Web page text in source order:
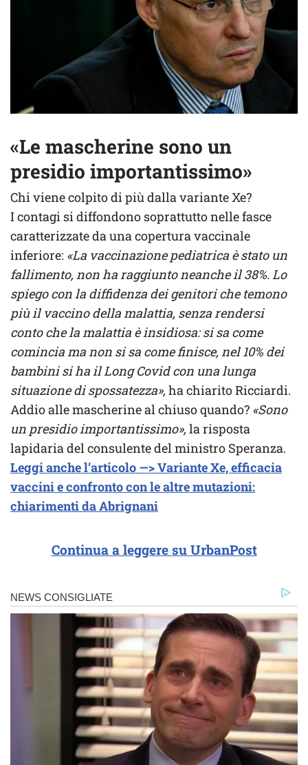
«Le mascherine sono un
presidio importantissimo»
Chi viene colpito di più dalla variante Xe?
I contagi si diffondono soprattutto nelle fasce
caratterizzate da una copertura vaccinale
inferiore: «La vaccinazione pediatrica è stato un
fallimento, non ha raggiunto neanche il 38%. Lo
spiego con la diffidenza dei genitori che temono
più il vaccino della malattia, senza rendersi
conto che la malattia è insidiosa: si sa come
comincia ma non si sa come finisce, nel 10% dei
bambini si ha il Long Covid con una lunga
situazione di spossatezza»,ha chiarito Ricciardi.
Addio alle mascherine al chiuso quando? «Sono
un presidio importantissimo»,la risposta
lapidaria del consulente del ministro Speranza.
Leggi anche l’articolo —> Variante Xe, efficacia
vaccini e confronto con le altre mutazioni:
chiarimenti da Abrignani
Continua a leggere su UrbanPost